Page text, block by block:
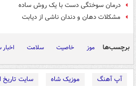
درمان سوختگی دست با یک روش ساده
مشکلات دهان و دندان ناشی از دیابت
برچسب‌ها موز خاصیت سلامت
آپ آهنگ موزیک شاه
سایت تاریخ